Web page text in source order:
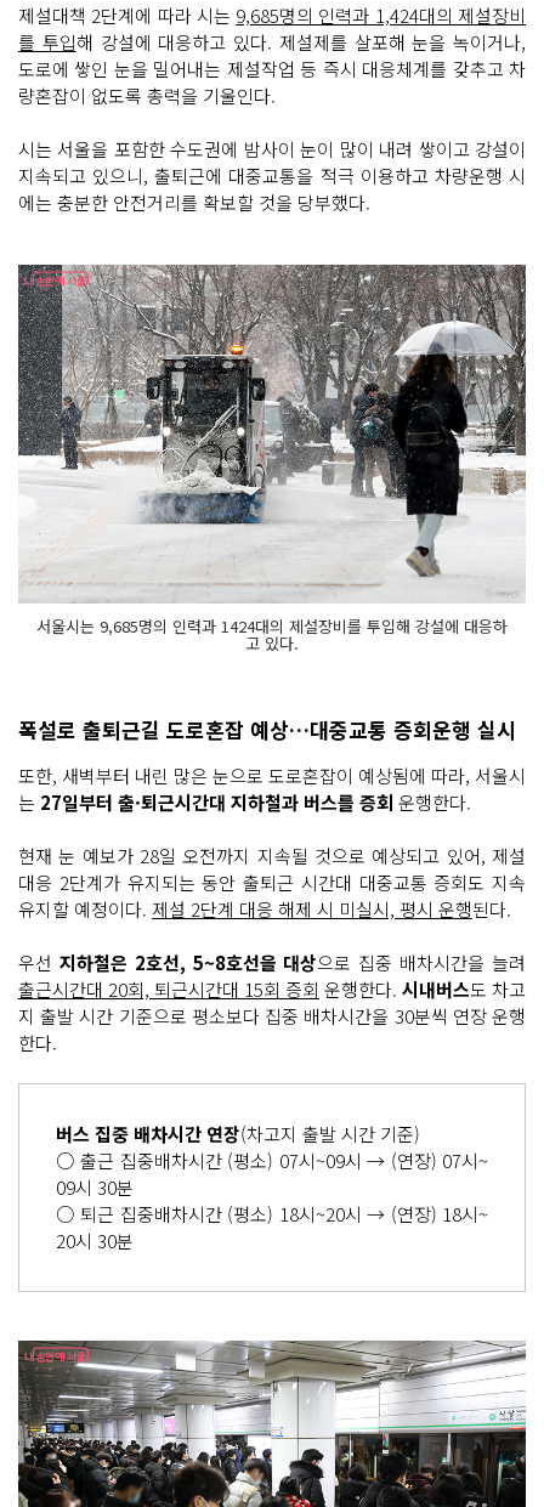
제설대책 2단계에 따라 시는 9,685명의 인력과 1,424대의 제설장비
를 투입해 강설에 대응하고 있다. 제설제를 살포해 눈을 녹이거나,
도로에 쌓인 눈을 밀어내는 제설작업 등 즉시 대응체계를 갖추고 차
량혼잡이 없도록 총력을 기울인다.
시는 서울을 포함한 수도권에 밤사이 눈이 많이 내려 쌓이고 강설이
지속되고 있으니, 출퇴근에 대중교통을 적극 이용하고 차량운행 시
에는 충분한 안전거리를 확보할 것을 당부했다.
서울시는 9,685명의 인력과 1424대의 제설장비를 투입해 강설에 대응하
고 있다.
폭설로 출퇴근길 도로혼잡 예상…대중교통 증회운행 실시
또한, 새벽부터 내린 많은 눈으로 도로혼잡이 예상됨에 따라, 서울시
는 27일부터 출·퇴근시간대 지하철과 버스를 증회 운행한다.
현재 눈 예보가 28일 오전까지 지속될 것으로 예상되고 있어, 제설
대응 2단계가 유지되는 동안 출퇴근 시간대 대중교통 증회도 지속
유지할 예정이다. 제설 2단계 대응 해제 시 미실시, 평시 운행된다.
우선 지하철은 2호선, 5~8호선을 대상으로 집중 배차시간을 늘려
출근시간대 20회, 퇴근시간대 15회 증회 운행한다. 시내버스도 차고
지 출발 시간 기준으로 평소보다 집중 배차시간을 30분씩 연장 운행
한다.
버스 집중 배차시간 연장(차고지 출발 시간 기준)
○ 출근 집중배차시간 (평소) 07시~09시 → (연장) 07시~
09시 30분
○ 퇴근 집중배차시간 (평소) 18시~20시 → (연장) 18시~
20시 30분